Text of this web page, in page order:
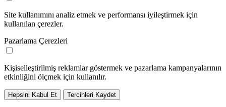
Site kullanımını analiz etmek ve performansı iyileştirmek için
kullanılan çerezler.
Pazarlama Çerezleri
Kişiselleştirilmiş reklamlar göstermek ve pazarlama kampanyalarının
etkinliğini ölçmek için kullanılır.
Hepsini Kabul Et Tercihleri Kaydet